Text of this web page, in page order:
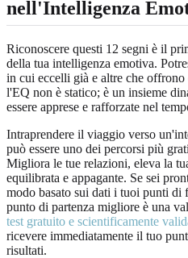
nell'Intelligenza
Riconoscere questi 12 segni è il
della tua intelligenza emotiva.
in cui eccelli già e altre che
l'EQ non è statico; è un insieme
essere apprese e rafforzate nel
Intraprendere il viaggio verso
può essere uno dei percorsi più
Migliora le tue relazioni, eleva la
equilibrata e appagante. Se sei
modo basato sui dati i tuoi punti di
punto di partenza migliore è una
test gratuito e scientificamente
ricevere immediatamente il tuo
risultati.